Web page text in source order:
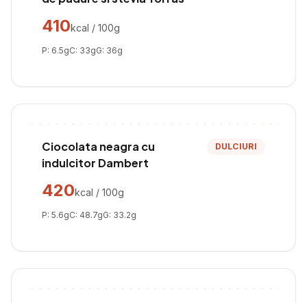
410kcal / 100g
P: 6.5gC: 33gG: 36g
Ciocolata neagra cu
indulcitor Dambert
DULCIURI
420kcal / 100g
P: 5.6gC: 48.7gG: 33.2g